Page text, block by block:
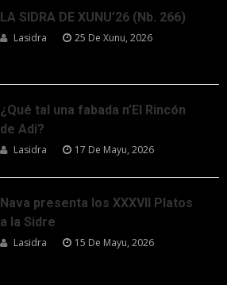
LA SIDRA DE XUNU’26 (Nb. 266)
Lasidra 25 De Xunu, 2026
¿Qué tal una fabada n’El Rincón
de Adi?
Lasidra 17 De Mayu, 2026
Nava presenta los XXXVII Platos
a la Sidre
Lasidra 15 De Mayu, 2026